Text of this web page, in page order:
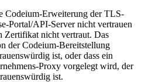
Codeium-Erweiterung der TLS-
Portal/API-Server nicht vertrauen
Zertifikat nicht vertraut. Das
der Codeium-Bereitstellung
ist, oder dass ein
Proxy vorgelegt wird, der
ist.